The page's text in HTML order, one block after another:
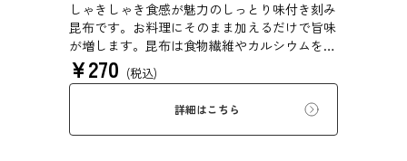
しゃきしゃき食感が魅力のしっとり味付き刻み
昆布です。お料理にそのまま加えるだけで旨味
が増します。昆布は食物繊維やカルシウムを豊
富に含んでいるため、バランスのとれた食生活
のためにお使いいただけます。白ごはん、納
豆、豆腐、和え物など、様々なお料理にお使い
¥270 (税込)
詳細はこちら